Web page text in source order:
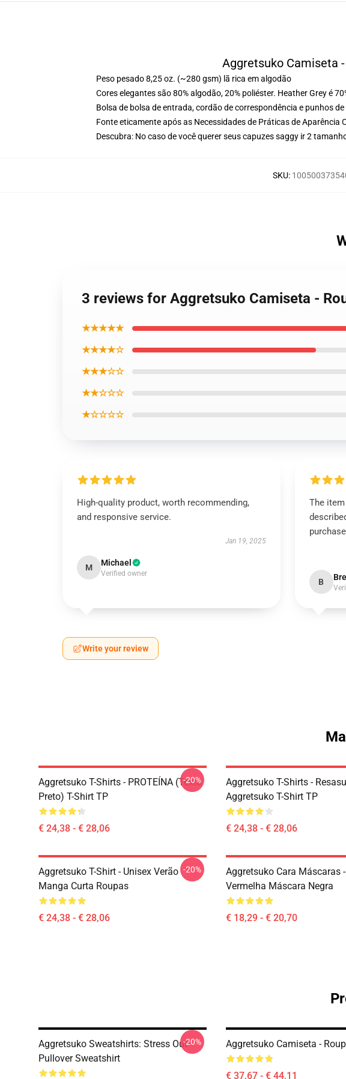
Aggretsuko Camiseta
Peso pesado 8,25 oz. (~280 gsm) lã rica em algodão
Cores elegantes são 80% algodão, 20% poliéster. Heather Grey é
Bolsa de bolsa de entrada, cordão de correspondência e punhos
Fonte eticamente após as Necessidades de Práticas de Aparência
Descubra: No caso de você querer seus capuzes saggy ir 2
SKU:
3 reviews for Aggretsuko Camiseta -
★★★★★
★★★★☆
★★★☆☆
★★☆☆☆
★☆☆☆☆
High-quality product, worth recommending,
and responsive service.
Jan 19, 2025
M Michael
Verified owner
The
B
Write your review
Aggretsuko T-Shirts - PROTEÍNA (texto
Preto) T-Shirt TP
€ 24,38 - € 28,06
-20%
Aggretsuko T-Shirts -
Aggretsuko T-Shirt TP
€ 24,38 - € 28,06
Aggretsuko T-Shirt - Unisex Verão
Manga Curta Roupas
€ 24,38 - € 28,06
-20%
Aggretsuko Cara Máscaras
Vermelha Máscara Negra
€ 18,29 - € 20,70
Aggretsuko Sweatshirts: Stress Out
Pullover Sweatshirt
-20% Aggretsuko Camiseta -
€ 37,67 - € 44,11